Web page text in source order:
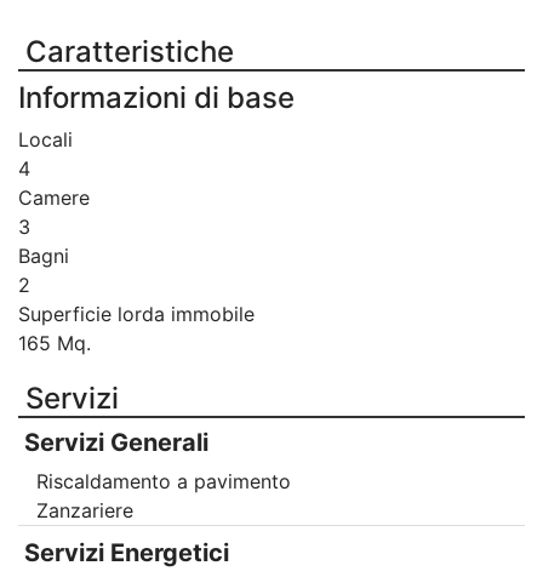
Caratteristiche
Informazioni di base
Locali
4
Camere
3
Bagni
2
Superficie lorda immobile
165 Mq.
Servizi
Servizi Generali
Riscaldamento a pavimento
Zanzariere
Servizi Energetici